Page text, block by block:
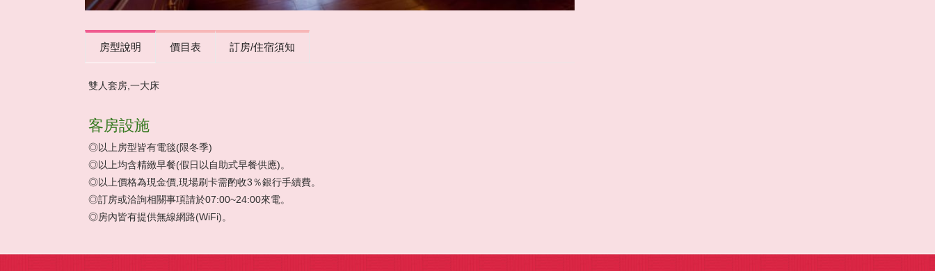
房型說明 價目表 訂房/住宿須知
雙人套房,一大床
客房設施
◎以上房型皆有電毯(限冬季)
◎以上均含精緻早餐(假日以自助式早餐供應)。
◎以上價格為現金價,現場刷卡需酌收3％銀行手續費。
◎訂房或洽詢相關事項請於07:00~24:00來電。
◎房內皆有提供無線網路(WiFi)。